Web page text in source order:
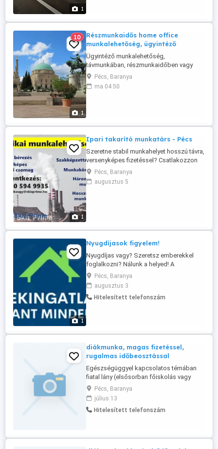
1
A munkavégzés helye: távmunka. A
munkaidő: kötetlen. Pénz: ...
1
10
Részmunkaidős home office
munkalehetőség, ügyintéző
Ügyintéző munkalehetőség,
távmunkában, részmunkaidőben vagy
megállapodás szerint. Fizetés: hetente.
Munkaidő: többnyire kötetlen.
Munkaábaállás: kizárólag azonnali
adatgyűjtés, adatok rendszerezése ...
Pécs, Baranya
ma 04:50
1
Ipari takarító munkatárs - Pécs
Szeretne stabil munkahelyet hosszú távra,
versenyképes fizetéssel? Csatlakozzon
hozzánk, és legyen részese egy
dinamikusan fejlődő csapatnak! Amit
kínálunk: Munkavégzés helye: Pécsi
Pécs, Baranya
augusztus 5
1
Nyugdíjasok figyelem!
Nyugdíjas vagy? Szeretsz emberekkel
foglalkozni? Nálunk a helyed! A
Mecsekingatlannál hiszünk abban, hogy a
tapasztalat aranyat ér! Ha még aktív vagy,
szeretsz mozogni, beszélgetni és
szívesen segítenél másoknak álmaik
Pécs, Baranya
augusztus 3
Hitelesített telefonszám
diákmunka, magas fizetéssel,
rugalmas időbeosztással
Egészségüggyel kapcsolatos témában
fiatal lány (elsősorban főiskolás vagy
egyetemista) rendszeres segítségére,
közreműködésére lenne szükségünk.
Fizetés alkalmanként. 2-3 naponta pár óra
elfoglaltság, rugalmas időbeosztásban...
Pécs, Baranya
július 13
Hitelesített telefonszám